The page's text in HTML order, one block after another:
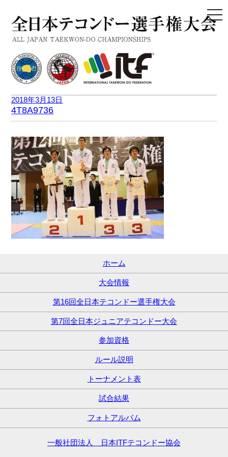
2018年3月13日
4T8A9736
ホーム
大会情報
第16回全日本テコンドー選手権大会
第7回全日本ジュニアテコンドー大会
参加資格
ルール説明
トーナメント表
試合結果
フォトアルバム
一般社団法人 日本ITFテコンドー協会